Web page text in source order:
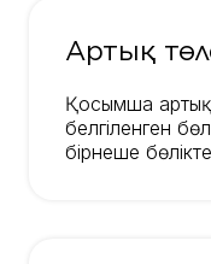
Артық
Қосымша
белгіленген
бірнеше